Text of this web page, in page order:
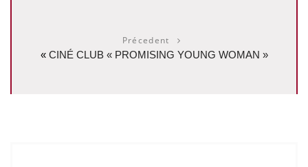
Précedent
« CINÉ CLUB « PROMISING YOUNG WOMAN »